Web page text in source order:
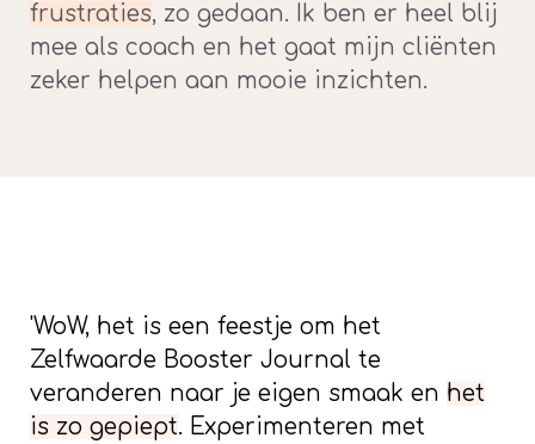
frustraties, zo gedaan. Ik ben er heel blij
mee als coach en het gaat mijn cliënten
zeker helpen aan mooie inzichten.
'WoW, het is een feestje om het
Zelfwaarde Booster Journal te
veranderen naar je eigen smaak en het
is zo gepiept. Experimenteren met